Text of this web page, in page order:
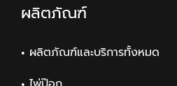
ผลิตภัณฑ์
ผลิตภัณฑ์และบริการทั้งหมด